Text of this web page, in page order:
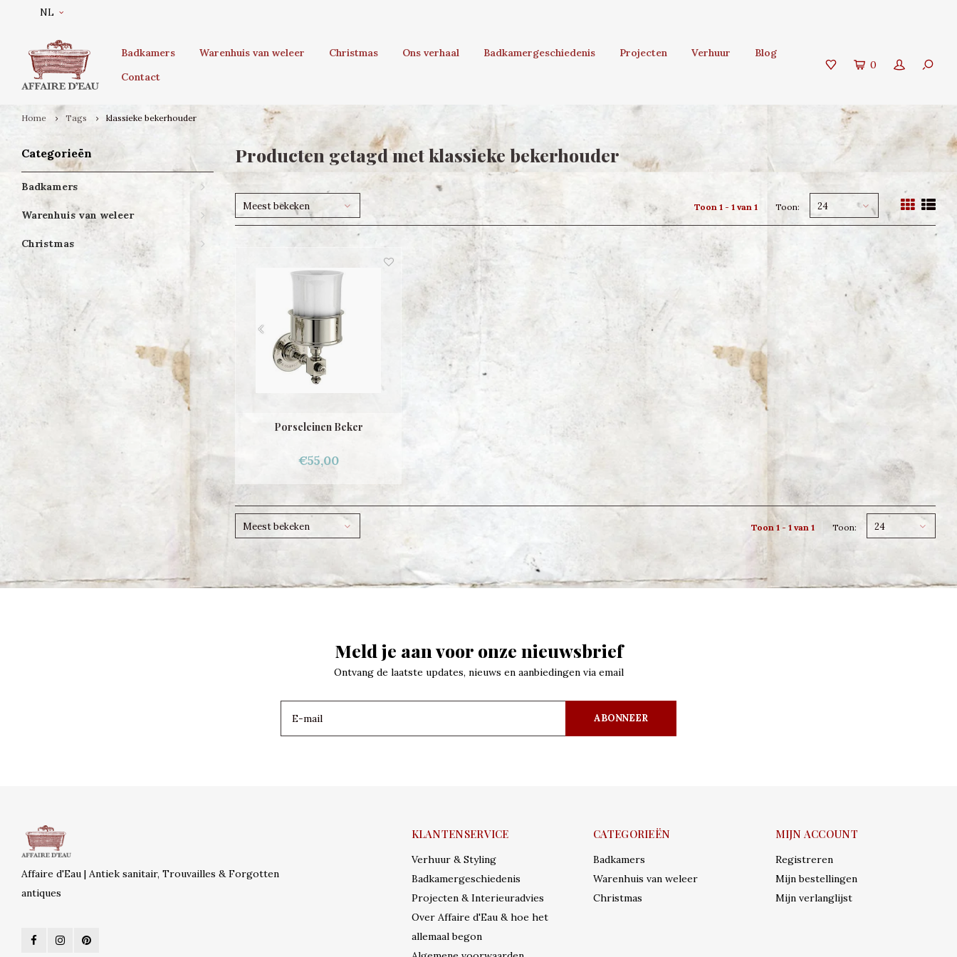
NL
Badkamers Warenhuis van weleer Christmas Ons verhaal Badkamergeschiedenis Projecten Verhuur
Blog
Contact
0
Home Tags klassieke bekerhouder
Categorieën
Badkamers
Warenhuis van weleer
Christmas
Producten getagd met klassieke bekerhouder
Meest bekeken Toon 1 - 1 van 1 Toon: 24
Porseleinen Beker
€55,00
Meest bekeken Toon 1 - 1 van 1 Toon: 24
Meld je aan voor onze nieuwsbrief
Ontvang de laatste updates, nieuws en aanbiedingen via email
ABONNEER
Affaire d'Eau | Antiek sanitair, Trouvailles & Forgotten
antiques
KLANTENSERVICE
Verhuur & Styling
Badkamergeschiedenis
Projecten & Interieuradvies
Over Affaire d'Eau & hoe het
allemaal begon
CATEGORIEËN
Badkamers
Warenhuis van weleer
Christmas
MIJN ACCOUNT
Registreren
Mijn bestellingen
Mijn verlanglijst